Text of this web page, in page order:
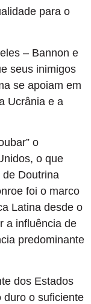
para o
– Bannon e
seus inimigos
se apoiam em
Ucrânia e a
o
o que
Doutrina
foi o marco
Latina desde o
a influência de
predominante
dos Estados
duro o suficiente